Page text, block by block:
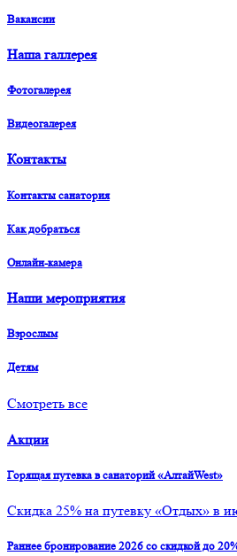
Вакансии
Наша галлерея
Фотогалерея
Видеогалерея
Контакты
Контакты санатория
Как добраться
Онлайн-камера
Наши мероприятия
Взрослым
Детям
Смотреть все
Акции
Горящая путевка в санаторий «АлтайWest»
Скидка 25% на путевку «Отдых» в
Раннее бронирование 2026 со скидкой до